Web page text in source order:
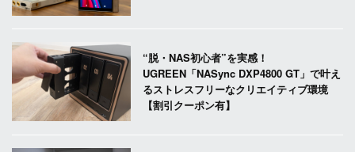
“脱・NAS初心者”を実感！
UGREEN「NASync DXP4800 GT」で叶え
るストレスフリーなクリエイティブ環境
【割引クーポン有】